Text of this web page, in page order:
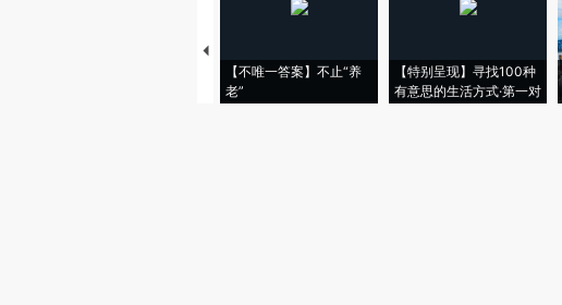
【不唯一答案】不止“养
老”
【特别呈现】寻找100种
有意思的生活方式·第一对